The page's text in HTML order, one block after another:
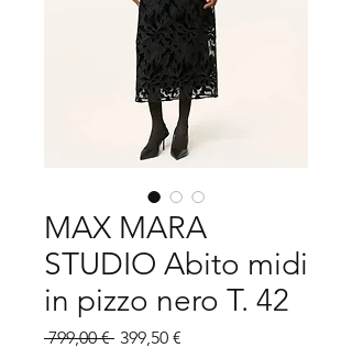
MAX MARA
STUDIO Abito midi
in pizzo nero T. 42
799,00 € Prezzo
399,50 €